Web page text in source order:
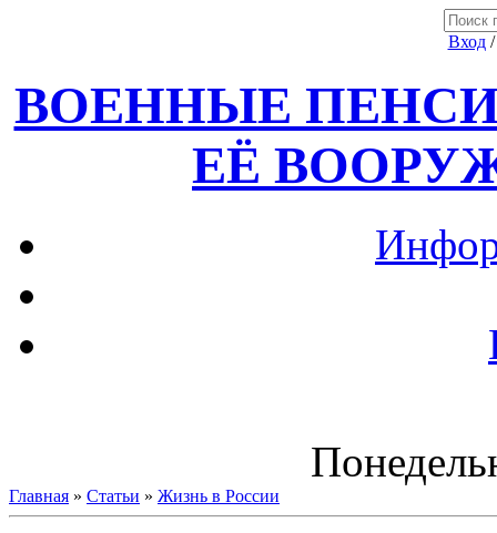
Вход
ВОЕННЫЕ
ЕЁ
Главная » Статьи » Жизнь в России